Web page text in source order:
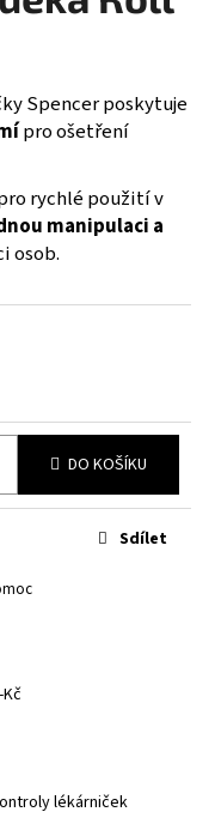
Spencer poskytuje
pro ošetření
rychlé použití v
manipulaci a
osob.
DO KOŠÍKU
Sdílet
lékárniček